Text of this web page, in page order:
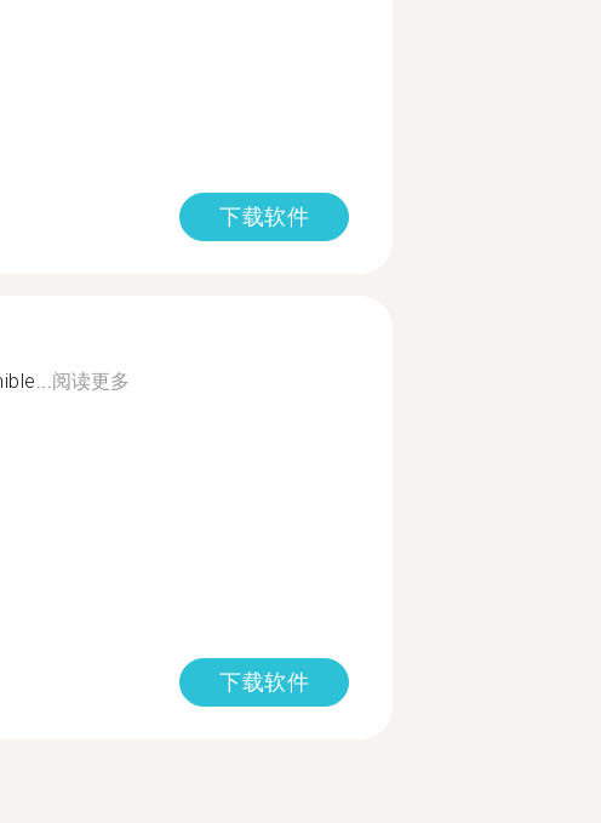
下载软件
阅读更多
下载软件